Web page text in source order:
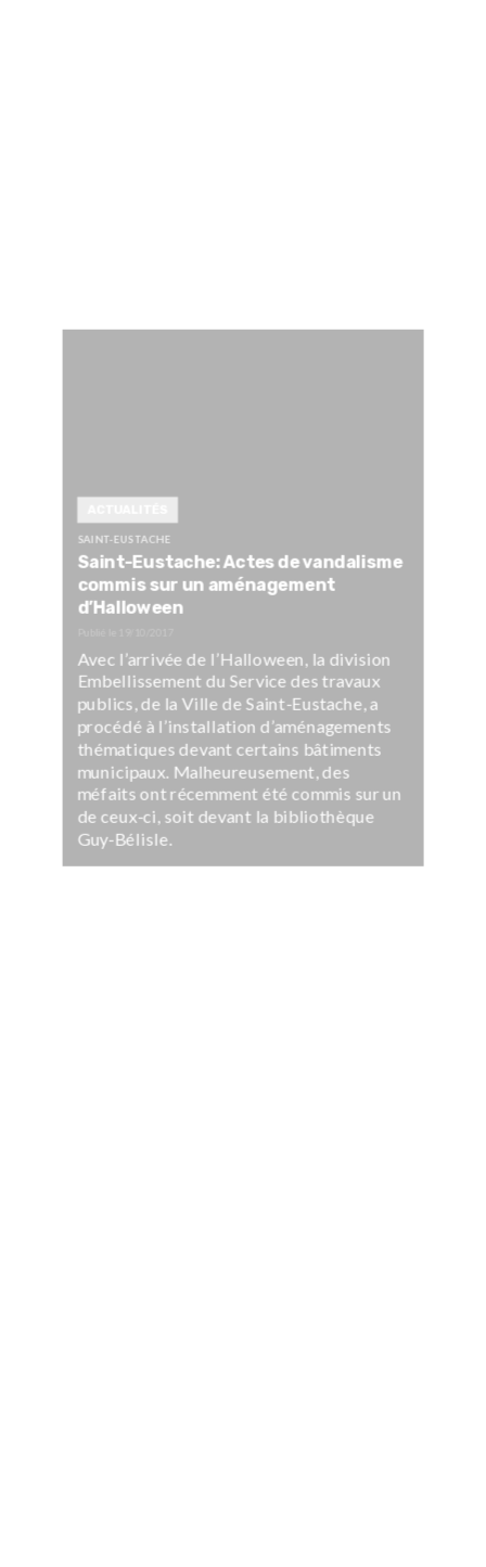
SAINT-EUSTACHE
Saint-Eustache: Actes de vandalisme
commis sur un aménagement
d’Halloween
Avec l’arrivée de l’Halloween, la division
Embellissement du Service des travaux
publics, de la Ville de Saint-Eustache, a
procédé à l’installation d’aménagements
thématiques devant certains bâtiments
municipaux. Malheureusement, des
méfaits ont récemment été commis sur un
de ceux-ci, soit devant la bibliothèque
Guy-Bélisle.